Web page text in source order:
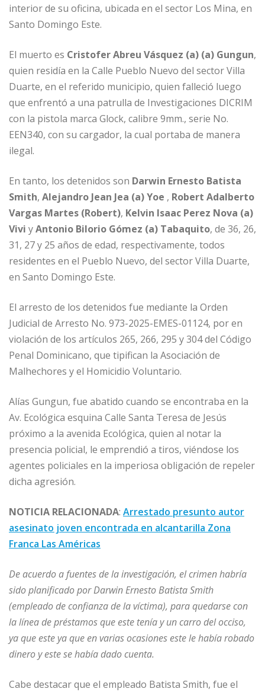
interior de su oficina, ubicada en el sector Los Mina, en
Santo Domingo Este.
El muerto es Cristofer Abreu Vásquez (a) (a) Gungun,
quien residía en la Calle Pueblo Nuevo del sector Villa
Duarte, en el referido municipio, quien falleció luego
que enfrentó a una patrulla de Investigaciones DICRIM
con la pistola marca Glock, calibre 9mm., serie No.
EEN340, con su cargador, la cual portaba de manera
ilegal.
En tanto, los detenidos son Darwin Ernesto Batista
Smith, Alejandro Jean Jea (a) Yoe , Robert Adalberto
Vargas Martes (Robert), Kelvin Isaac Perez Nova (a)
Vivi yAntonio Bilorio Gómez (a) Tabaquito, de 36, 26,
31, 27 y 25 años de edad, respectivamente, todos
residentes en el Pueblo Nuevo, del sector Villa Duarte,
en Santo Domingo Este.
El arresto de los detenidos fue mediante la Orden
Judicial de Arresto No. 973-2025-EMES-01124, por en
violación de los artículos 265, 266, 295 y 304 del Código
Penal Dominicano, que tipifican la Asociación de
Malhechores y el Homicidio Voluntario.
Alías Gungun, fue abatido cuando se encontraba en la
Av. Ecológica esquina Calle Santa Teresa de Jesús
próximo a la avenida Ecológica, quien al notar la
presencia policial, le emprendió a tiros, viéndose los
agentes policiales en la imperiosa obligación de repeler
dicha agresión.
NOTICIA RELACIONADA: Arrestado presunto autor
asesinato joven encontrada en alcantarilla Zona
Franca Las Américas
De acuerdo a fuentes de la investigación, el crimen habría
sido planificado por Darwin Ernesto Batista Smith
(empleado de confianza de la víctima), para quedarse con
la línea de préstamos que este tenía y un carro del occiso,
ya que este ya que en varias ocasiones este le había robado
dinero y este se había dado cuenta.
Cabe destacar que el empleado Batista Smith, fue el